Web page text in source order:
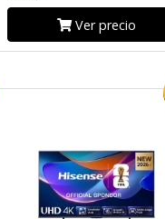
Ver precio